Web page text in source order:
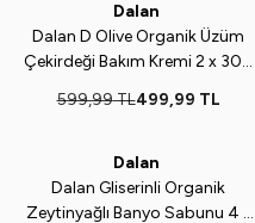
Dalan
Dalan D Olive Organik Üzüm
Çekirdeği Bakım Kremi 2 x 300
Kremi 2 x 60 ml
599,99TL499,99 TL
Dalan
Dalan Gliserinli Organik
Zeytinyağlı Banyo Sabunu 4 x